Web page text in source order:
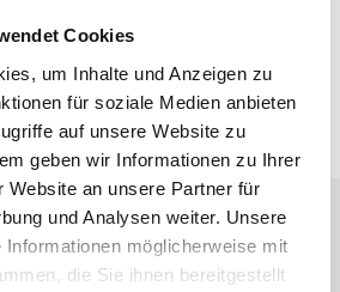
Cookies
um Inhalte und Anzeigen zu
für soziale Medien anbieten
auf unsere Website zu
geben wir Informationen zu Ihrer
Website an unsere Partner für
und Analysen weiter. Unsere
Informationen möglicherweise mit
die Sie ihnen bereitgestellt
Nachrichten